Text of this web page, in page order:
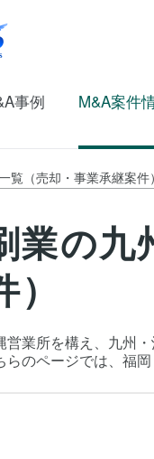
事例 M&A案件
覧（売却・事業承継案件）
業の
業所を構え、九州
のページでは、福